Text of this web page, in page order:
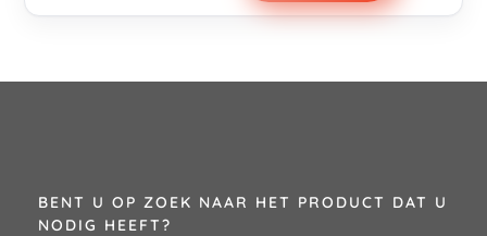
BENT U OP ZOEK NAAR HET PRODUCT DAT U
NODIG HEEFT?